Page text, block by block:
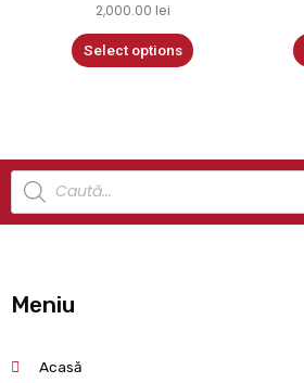
2,000.00 lei
Select options
Meniu
Acasă